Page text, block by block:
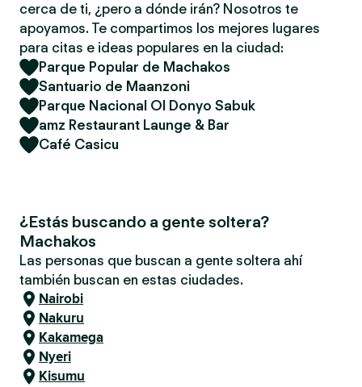
cerca de ti, ¿pero a dónde irán? Nosotros te
apoyamos. Te compartimos los mejores lugares
para citas e ideas populares en la ciudad:
Parque Popular de Machakos
Santuario de Maanzoni
Parque Nacional Ol Donyo Sabuk
amz Restaurant Launge & Bar
Café Casicu
¿Estás buscando a gente soltera?
Machakos
Las personas que buscan a gente soltera ahí
también buscan en estas ciudades.
Nairobi
Nakuru
Kakamega
Nyeri
Kisumu